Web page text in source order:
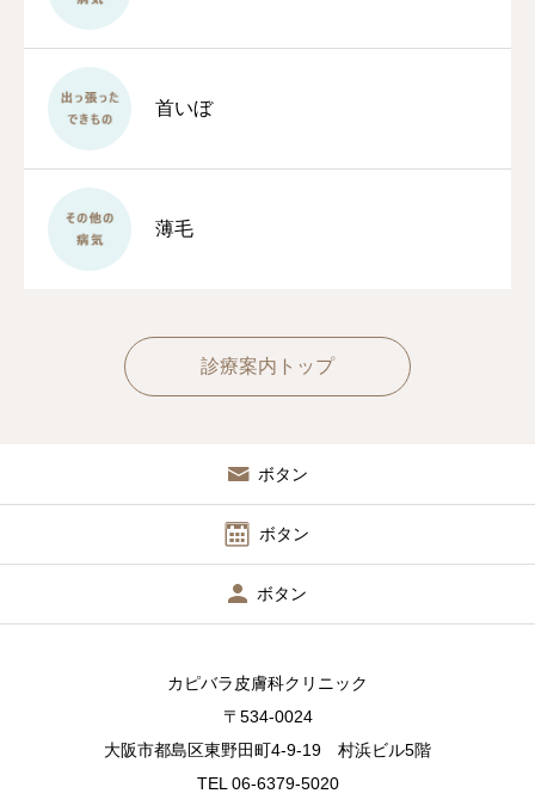
首いぼ
薄毛
診療案内トップ
ボタン
ボタン
ボタン
カピバラ皮膚科クリニック
〒534-0024
大阪市都島区東野田町4-9-19 村浜ビル5階
TEL 06-6379-5020